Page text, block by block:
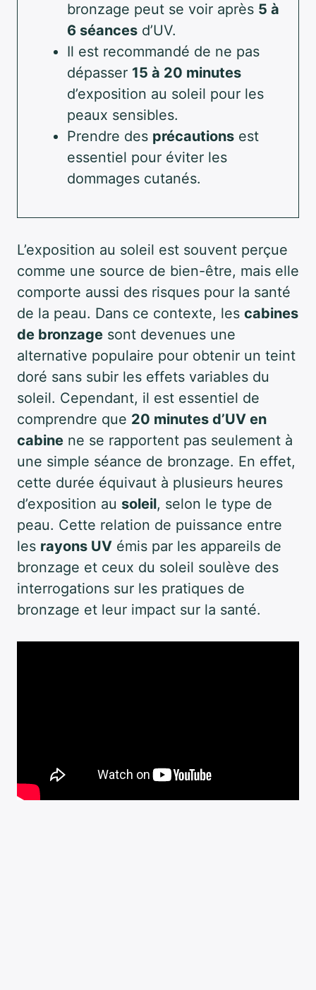
bronzage peut se voir après 5 à
6 séances d’UV.
Il est recommandé de ne pas
dépasser 15 à 20 minutes
d’exposition au soleil pour les
peaux sensibles.
Prendre des précautions est
essentiel pour éviter les
dommages cutanés.
L’exposition au soleil est souvent perçue
comme une source de bien-être, mais elle
comporte aussi des risques pour la santé
de la peau. Dans ce contexte, les cabines
de bronzage sont devenues une
alternative populaire pour obtenir un teint
doré sans subir les effets variables du
soleil. Cependant, il est essentiel de
comprendre que 20 minutes d’UV en
cabine ne se rapportent pas seulement à
une simple séance de bronzage. En effet,
cette durée équivaut à plusieurs heures
d’exposition au soleil, selon le type de
peau. Cette relation de puissance entre
les rayons UV émis par les appareils de
bronzage et ceux du soleil soulève des
interrogations sur les pratiques de
bronzage et leur impact sur la santé.